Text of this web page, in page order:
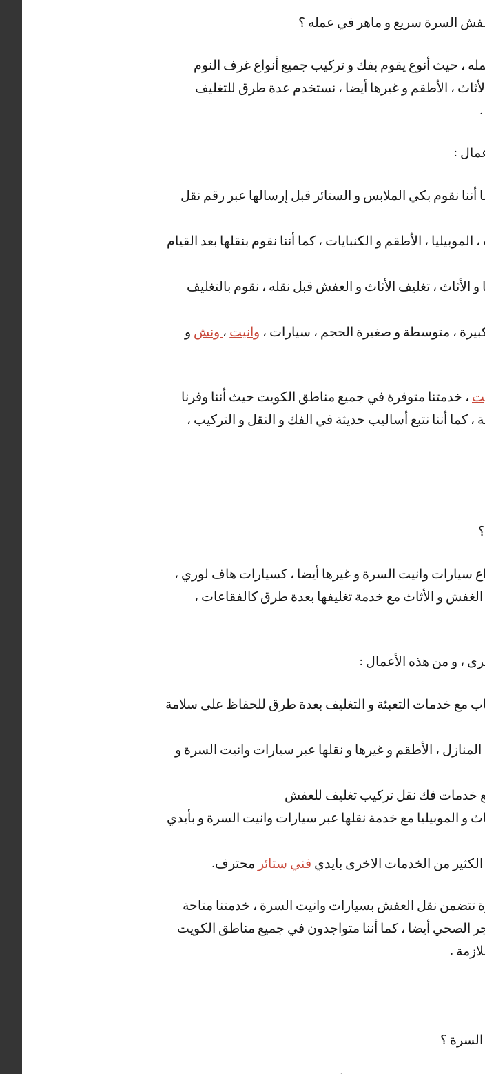
السرة سريع و ماهر في عمله ؟
، حيث أنوع يقوم بفك و تركيب جميع أنواع غرف النوم
الأثاث ، الأطقم و غيرها أيضا ، نستخدم عدة طرق للتغليف
:
نقوم بكي الملابس و الستائر قبل إرسالها عبر رقم نقل
، الأطقم و الكنبايات ، كما أننا نقوم بنقلها بعد القيام
، تغليف الأثاث و العفش قبل نقله ، نقوم بالتغليف
، متوسطة و صغيرة الحجم ، سيارات ، وانيت ، ونش و
، خدمتنا متوفرة في جميع مناطق الكويت حيث أننا وفرنا
كما أننا نتبع أساليب حديثة في الفك و النقل و التركيب ،
سيارات وانيت السرة و غيرها أيضا ، كسيارات هاف لوري ،
الغفش و الأثاث مع خدمة تغليفها بعدة طرق كالفقاعات ،
، و من هذه الأعمال :
مع خدمات التعبئة و التغليف بعدة طرق للحفاظ على سلامة
المنازل ، الأطقم و غيرها و نقلها عبر سيارات وانيت السرة و
خدمات فك نقل تركيب تغليف للعفش
و الموبيليا مع خدمة نقلها عبر سيارات وانيت السرة و بأيدي
الكثير من الخدمات الاخرى بايدي فني ستائر محترف.
نقل العفش بسيارات وانيت السرة ، خدمتنا متاحة
الحجر الصحي أيضا ، كما أننا متواجدون في جميع مناطق الكويت
.
؟